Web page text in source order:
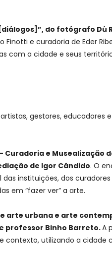
do fotógrafo Dú
e curadoria de Eder
com a cidade e seus
gestores,
– Curadoria e Musealização
de Igor Cândido. O
instituições, dos
em “fazer ver” a arte.
arte urbana e arte
professor Binho Barreto.A
contexto, utilizando a cidade